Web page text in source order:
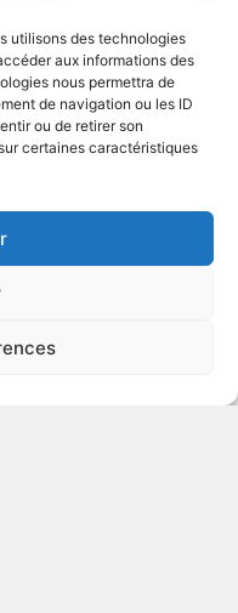
utilisons des technologies
aux informations des
nous permettra de
de navigation ou les ID
ou de retirer son
certaines caractéristiques
Comédie